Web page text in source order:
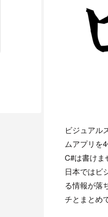
ビジュアル
ムアプリを
C#は書けま
日本ではビ
る情報が落
チとまとめ